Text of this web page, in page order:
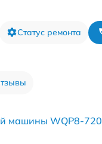
Статус ремонта
машины WQP8-